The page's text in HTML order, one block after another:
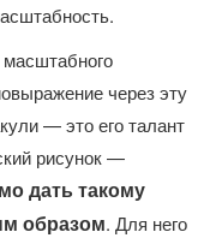
через эту
— это его талант
рисунок —
дать такому
образом. Для него